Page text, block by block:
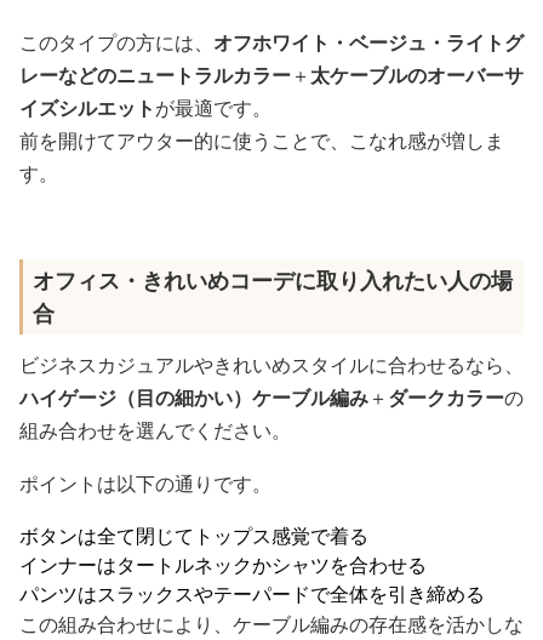
このタイプの方には、 オフホワイト・ベージュ・ライトグ
レーなどのニュートラルカラー＋太ケーブルのオーバーサ
イズシルエットが最適です。
前を開けてアウター的に使うことで、こなれ感が増しま
す。
オフィス・きれいめコーデに取り入れたい人の場
合
ビジネスカジュアルやきれいめスタイルに合わせるなら、
ハイゲージ（目の細かい）ケーブル編み＋ダークカラーの
組み合わせを選んでください。
ポイントは以下の通りです。
ボタンは全て閉じてトップス感覚で着る
インナーはタートルネックかシャツを合わせる
パンツはスラックスやテーパードで全体を引き締める
この組み合わせにより、ケーブル編みの存在感を活かしな